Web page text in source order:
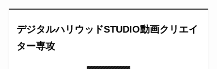
デジタルハリウッドSTUDIO動画クリエイ
ター専攻